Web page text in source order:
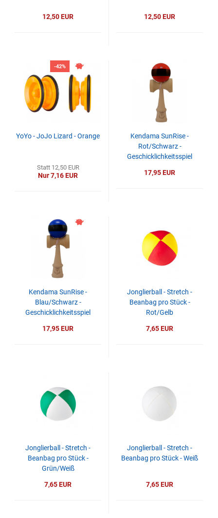
12,50 EUR 12,50 EUR
-42%
YoYo - JoJo Lizard - Orange
Statt 12,50 EUR
Nur 7,16 EUR
Kendama SunRise -
Rot/Schwarz -
Geschicklichkeitsspiel
17,95 EUR
Kendama SunRise -
Blau/Schwarz -
Geschicklichkeitsspiel
17,95 EUR
Jonglierball - Stretch -
Beanbag pro Stück -
Rot/Gelb
7,65 EUR
Jonglierball - Stretch -
Beanbag pro Stück -
Grün/Weiß
7,65 EUR
Jonglierball - Stretch -
Beanbag pro Stück - Weiß
7,65 EUR